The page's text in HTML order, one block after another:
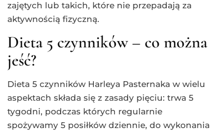
zajętych lub takich, które nie przepadają za
aktywnością fizyczną.
Dieta 5 czynników – co można
jeść?
Dieta 5 czynników Harleya Pasternaka w wielu
aspektach składa się z zasady pięciu: trwa 5
tygodni, podczas których regularnie
spożywamy 5 posiłków dziennie, do wykonania